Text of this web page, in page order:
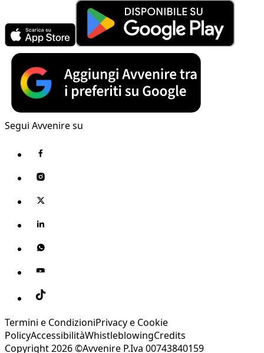
Segui Avvenire su
Termini e CondizioniPrivacy e Cookie
PolicyAccessibilitàWhistleblowingCredits
Copyright 2026 ©Avvenire P.Iva 00743840159